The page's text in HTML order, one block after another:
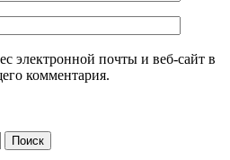
электронной почты и веб-сайт в
комментария.